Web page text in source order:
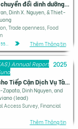
Tự do hóa thương mại và chuyển đổi dinh dưỡng: tác động của xuất khẩu đến tiêu thụ đa lượng dinh dưỡng của các hộ gia đình Việt Nam
Dinh X. Nguyen, & Thiet-
Trade openness, Food
Thêm Thông tin
Annual Report 2025
Fintech — Chất Xúc Tác cho Tiếp Cận Dịch Vụ Tài Chính, Đổi Mới và Tăng Trưởng
Zapata, Dinh Nguyen, and
(lead)
Access Survey, Financial
Thêm Thông tin